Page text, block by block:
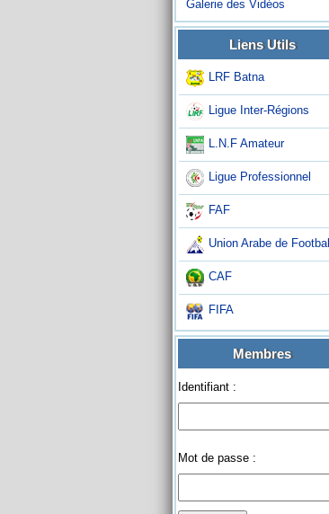
Galerie des Vidéos
Liens Utils
LRF Batna
Ligue Inter-Régions
L.N.F Amateur
Ligue Professionnel
FAF
Union Arabe de Football
CAF
FIFA
Membres
Identifiant :
Mot de passe :